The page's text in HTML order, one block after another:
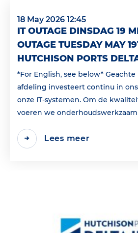
18 May 2026 12:45
IT OUTAGE DINSDAG 19
OUTAGE TUESDAY MAY
HUTCHISON PORTS
*For English, see below* Geachte
afdeling investeert continu in
onze IT-systemen. Om de
voeren we
Lees meer